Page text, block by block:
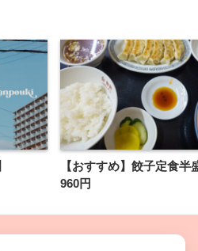
【おすすめ】餃子定食半
960円